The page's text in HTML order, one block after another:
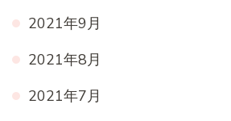
2021年9月
2021年8月
2021年7月